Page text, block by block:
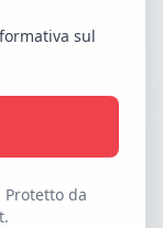
sul
da